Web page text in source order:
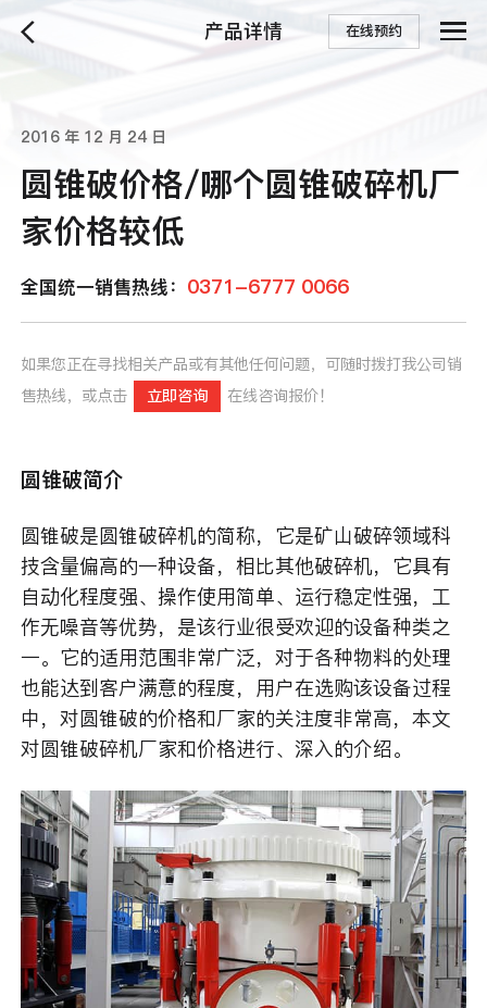
产品详情 在线预约
2016 年 12 月 24 日
圆锥破价格/哪个圆锥破碎机厂
家价格较低
全国统一销售热线： 0371-6777 0066
如果您正在寻找相关产品或有其他任何问题，可随时拨打我公司销
售热线，或点击
立即咨询 在线咨询报价！
圆锥破简介
圆锥破是圆锥破碎机的简称，它是矿山破碎领域科
技含量偏高的一种设备，相比其他破碎机，它具有
自动化程度强、操作使用简单、运行稳定性强，工
作无噪音等优势，是该行业很受欢迎的设备种类之
一。它的适用范围非常广泛，对于各种物料的处理
也能达到客户满意的程度，用户在选购该设备过程
中，对圆锥破的价格和厂家的关注度非常高，本文
对圆锥破碎机厂家和价格进行、深入的介绍。